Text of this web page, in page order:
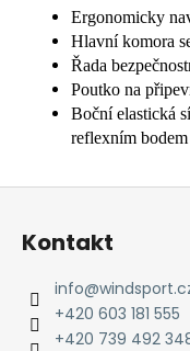
Ergonomicky
Hlavní komora
Řada
Poutko na
Boční elastická
reflexním bodem
Z
Kontakt
info@
+420 603 181 555
+420 739 492